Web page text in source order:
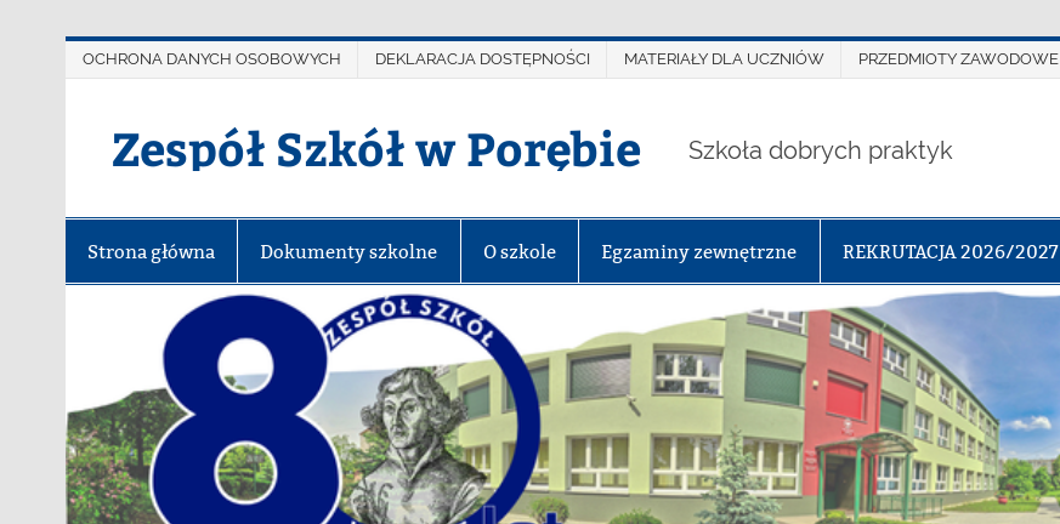
OCHRONA DANYCH OSOBOWYCH DEKLARACJA DOSTĘPNOŚCI MATERIAŁY DLA UCZNIÓW PRZEDMIOTY ZAWODOWE
Zespół Szkół w Porębie Szkoła dobrych praktyk
Strona główna Dokumenty szkolne O szkole Egzaminy zewnętrzne REKRUTACJA 2026/2027